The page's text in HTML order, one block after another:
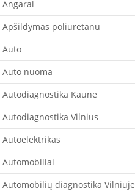
Angarai
Apšildymas poliuretanu
Auto
Auto nuoma
Autodiagnostika Kaune
Autodiagnostika Vilnius
Autoelektrikas
Automobiliai
Automobilių diagnostika Vilniuje